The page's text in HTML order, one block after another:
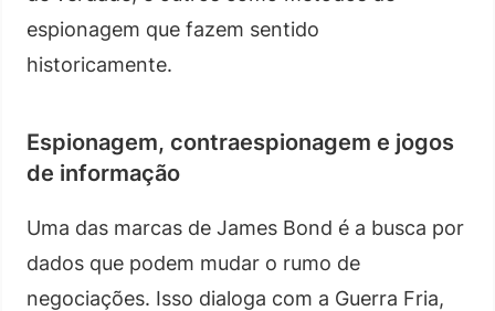
espionagem que fazem sentido
historicamente.
Espionagem, contraespionagem e jogos
de informação
Uma das marcas de James Bond é a busca por
dados que podem mudar o rumo de
negociações. Isso dialoga com a Guerra Fria,